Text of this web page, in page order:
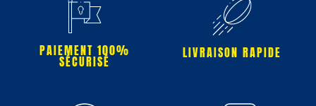
PAIEMENT 100%
SÉCURISÉ
LIVRAISON RAPIDE